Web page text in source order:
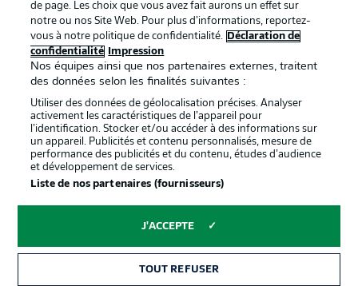
Proposé par
services
Mentions Légales Gérer mes préférences
Diffuseurs
de page. Les choix que vous avez fait aurons un effet sur
notre ou nos Site Web. Pour plus d’informations, reportez-
vous à notre politique de confidentialité.
Déclaration de
confidentialité
Impression
Nos équipes ainsi que nos partenaires externes, traitent
des données selon les finalités suivantes :
Utiliser des données de géolocalisation précises. Analyser
activement les caractéristiques de l’appareil pour
l’identification. Stocker et/ou accéder à des informations sur
un appareil. Publicités et contenu personnalisés, mesure de
performance des publicités et du contenu, études d’audience
et développement de services.
Liste de nos partenaires (fournisseurs)
J'ACCEPTE
TOUT REFUSER